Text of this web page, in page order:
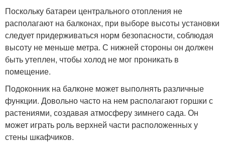
Поскольку батареи центрального отопления не
располагают на балконах, при выборе высоты установки
следует придерживаться норм безопасности, соблюдая
высоту не меньше метра. С нижней стороны он должен
быть утеплен, чтобы холод не мог проникать в
помещение.
Подоконник на балконе может выполнять различные
функции. Довольно часто на нем располагают горшки с
растениями, создавая атмосферу зимнего сада. Он
может играть роль верхней части расположенных у
стены шкафчиков.